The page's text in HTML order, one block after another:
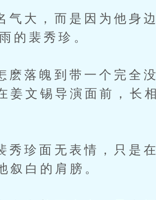
，而是因为他身边
的裴秀珍。
魄到带一个完全没
姜文锡导演面前，长
面无表情，只是在
叙白的肩膀。